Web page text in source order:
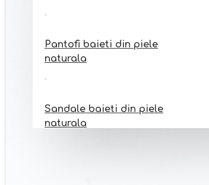
Pantofi baieti din piele
naturala
Sandale baieti din piele
naturala